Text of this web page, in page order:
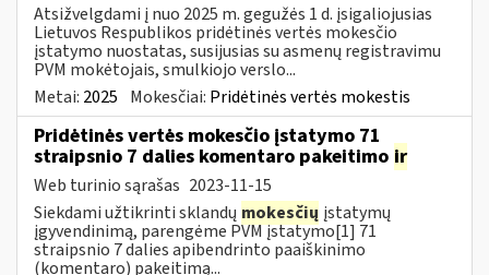
Atsižvelgdami į nuo 2025 m. gegužės 1 d. įsigaliojusias
Lietuvos Respublikos pridėtinės vertės mokesčio
įstatymo nuostatas, susijusias su asmenų registravimu
PVM mokėtojais, smulkiojo verslo...
Metai: 2025 Mokesčiai: Pridėtinės vertės mokestis
Pridėtinės vertės mokesčio įstatymo 71
straipsnio 7 dalies komentaro pakeitimo ir
Web turinio sąrašas 2023-11-15
Siekdami užtikrinti sklandų mokesčių įstatymų
įgyvendinimą, parengėme PVM įstatymo[1] 71
straipsnio 7 dalies apibendrinto paaiškinimo
(komentaro) pakeitimą...